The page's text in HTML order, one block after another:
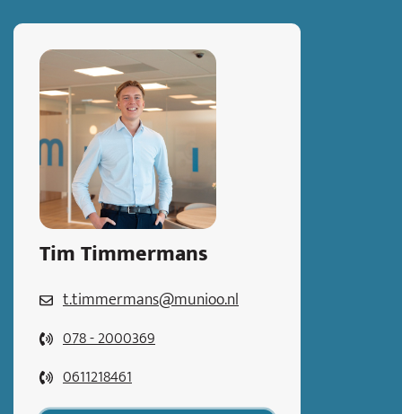
Tim Timmermans
t.timmermans@munioo.nl
078 - 2000369
0611218461